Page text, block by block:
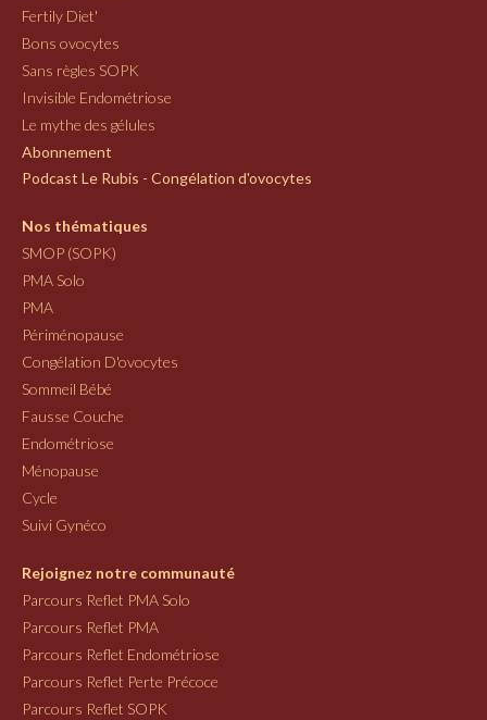
Fertily Diet'
Bons ovocytes
Sans règles SOPK
Invisible Endométriose
Le mythe des gélules
Abonnement
Podcast Le Rubis - Congélation d'ovocytes
Nos thématiques
SMOP (SOPK)
PMA Solo
PMA
Périménopause
Congélation D'ovocytes
Sommeil Bébé
Fausse Couche
Endométriose
Ménopause
Cycle
Suivi Gynéco
Rejoignez notre communauté
Parcours Reflet PMA Solo
Parcours Reflet PMA
Parcours Reflet Endométriose
Parcours Reflet Perte Précoce
Parcours Reflet SOPK